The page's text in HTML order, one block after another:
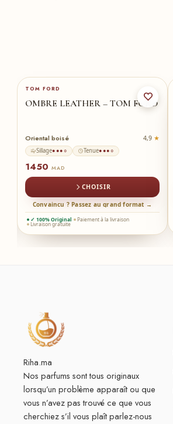
TOM FORD
OMBRE LEATHER – TOM FORD
Oriental boisé 4,9
Sillage●●●○ Tenue●●●○
1450 MAD
CHOISIR
Convaincu ? Passez au grand format →
✓ 100% Original Paiement à la livraison
Livraison gratuite
Riha.ma
Nos parfums sont tous originaux
lorsqu’un problème apparaît ou que
vous n’avez pas trouvé ce que vous
cherchiez s’il vous plaît parlez-nous